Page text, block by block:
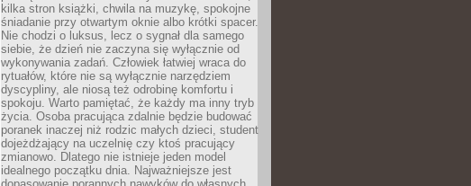
kilka stron książki, chwila na muzykę, spokojne
śniadanie przy otwartym oknie albo krótki spacer.
Nie chodzi o luksus, lecz o sygnał dla samego
siebie, że dzień nie zaczyna się wyłącznie od
wykonywania zadań. Człowiek łatwiej wraca do
rytuałów, które nie są wyłącznie narzędziem
dyscypliny, ale niosą też odrobinę komfortu i
spokoju. Warto pamiętać, że każdy ma inny tryb
życia. Osoba pracująca zdalnie będzie budować
poranek inaczej niż rodzic małych dzieci, student
dojeżdżający na uczelnię czy ktoś pracujący
zmianowo. Dlatego nie istnieje jeden model
idealnego początku dnia. Najważniejsze jest